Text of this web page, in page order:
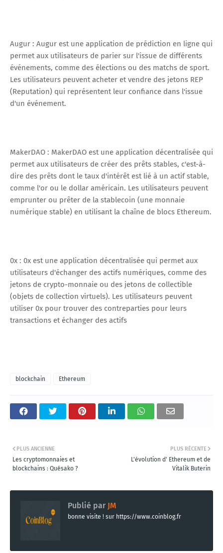
Augur : Augur est une application de prédiction en ligne qui
permet aux utilisateurs de parier sur l'issue de différents
événements, comme des élections ou des matchs de sport.
Les utilisateurs peuvent acheter et vendre des jetons REP
(Reputation) qui représentent leur confiance dans l'issue
d'un événement.
MakerDAO : MakerDAO est une application décentralisée qui
permet aux utilisateurs de créer des prêts stables, c'est-à-
dire des prêts dont le taux d'intérêt est lié à un actif stable,
comme l'or ou le dollar américain. Les utilisateurs peuvent
emprunter ou prêter de la stablecoin (une monnaie
numérique stable) en utilisant la chaîne de blocs Ethereum.
0x : 0x est une application décentralisée qui permet aux
utilisateurs d'échanger des actifs numériques, comme des
jetons de crypto-monnaie ou des jetons de collectible
(objets de collection virtuels). Les utilisateurs peuvent
utiliser 0x pour trouver des contreparties pour leurs
transactions et échanger des actifs
blockchain Ethereum
PLUS RÉCENTE
L'évolution d' Ethereum et de
Vitalik Buterin
PLUS ANCIENNE
Les cryptomonnaies et
blockchains : Quésako ?
Publié par JM
bonne visite ! sur https://www.coinblog.fr